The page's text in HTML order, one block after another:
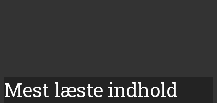
Mest læste indhold